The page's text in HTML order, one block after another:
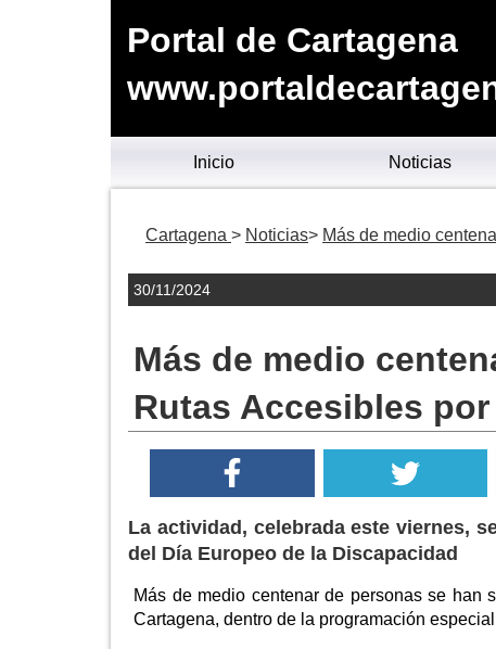
Portal de Cartagena
Inicio Noticias
Cartagena Noticias Más de medio
30/11/2024
Más de medio
Rutas Accesibles
La actividad, celebrada este viernes,
del Día Europeo de la Discapacidad
Más de medio centenar de personas se han
Cartagena, dentro de la programación